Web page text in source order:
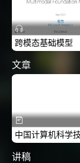
跨模态基础模型
文章
讲稿